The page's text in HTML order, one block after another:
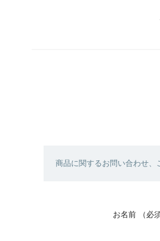
商品に関するお問い合わせ、
お名前 （必